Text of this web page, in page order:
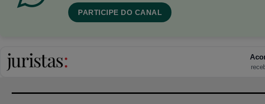
PARTICIPE DO CANAL